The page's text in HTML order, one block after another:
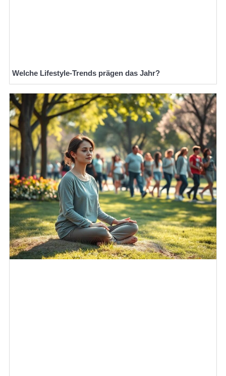
Welche Lifestyle-Trends prägen das Jahr?